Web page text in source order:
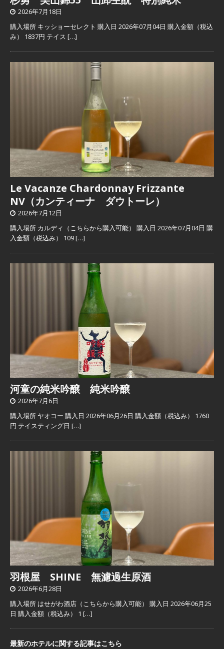
2026年7月18日
購入場所 キッショーセレクト 購入日 2026年07月04日 購入金額（税込
み） 1837円 テイス […]
Le Vacanze Chardonnay Frizzante
NV（カンティーナ ダウトーレ）
2026年7月12日
購入場所 カルディ（こちらから購入可能） 購入日 2026年07月04日 購
入金額（税込み） 109[…]
河童の純米吟醸 純米吟醸
2026年7月6日
購入場所 ヤオコー 購入日 2026年06月26日 購入金額（税込み） 1760
円 テイスティング日 […]
羽根屋 SHINE 無濾過生原酒
2026年6月28日
購入場所 はせがわ酒店（こちらから購入可能） 購入日 2026年06月25
日 購入金額（税込み） 1 […]
最新のホテルに関する記事はこちら